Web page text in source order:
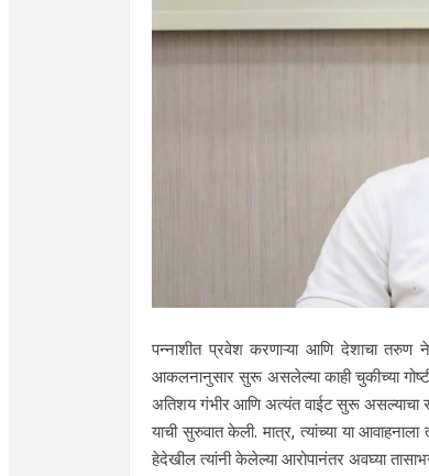
पन्नाशीत प्रवेश करणाऱ्या आणि देशाचा तरुण
आकलनानुसार सुरू असलेल्या काही चुकीच्या
अतिशय गंभीर आणि अत्यंत वाईट सुरू असल्याचा
याची सुरुवात केली. मात्र, त्यांच्या या
हेदेखील त्यांनी केलेल्या आरोपानंतर अवघ्या